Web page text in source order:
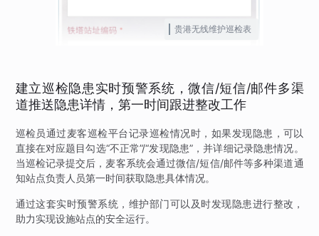
贵港无线维护巡检表
建立巡检隐患实时预警系统，微信/短信/邮件多渠
道推送隐患详情，第一时间跟进整改工作
巡检员通过麦客巡检平台记录巡检情况时，如果发现隐患，可以
直接在对应题目勾选“不正常”/“发现隐患”，并详细记录隐患情况。
当巡检记录提交后，麦客系统会通过微信/短信/邮件等多种渠道通
知站点负责人员第一时间获取隐患具体情况。
通过这套实时预警系统，维护部门可以及时发现隐患进行整改，
助力实现设施站点的安全运行。